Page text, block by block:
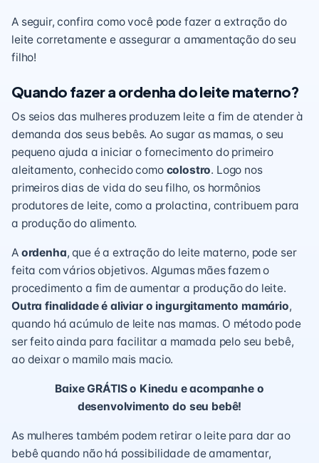
A seguir, confira como você pode fazer a extração do
leite corretamente e assegurar a amamentaçãodo seu
filho!
Quando fazer a ordenha do leite materno?
Os seios das mulheres produzem leite a fim de atender à
demanda dos seus bebês. Ao sugar as mamas, o seu
pequeno ajuda a iniciar o fornecimento do primeiro
aleitamento, conhecido como colostro. Logo nos
primeiros dias de vida do seu filho, os hormônios
produtores de leite, como a prolactina, contribuem para
a produção do alimento.
A ordenha, que é a extração do leite materno, pode ser
feita com vários objetivos. Algumas mães fazem o
procedimento a fim deaumentar a produção do leite.
Outra finalidade é aliviar o ingurgitamento mamário,
quando há acúmulo de leite nas mamas. O método pode
ser feito ainda para facilitar a mamada pelo seu bebê,
ao deixar o mamilo mais macio.
Baixe GRÁTIS o Kinedu e acompanhe o
desenvolvimento do seu bebê!
As mulheres também podem retirar o leite para dar ao
bebê quando não há possibilidade de amamentar,